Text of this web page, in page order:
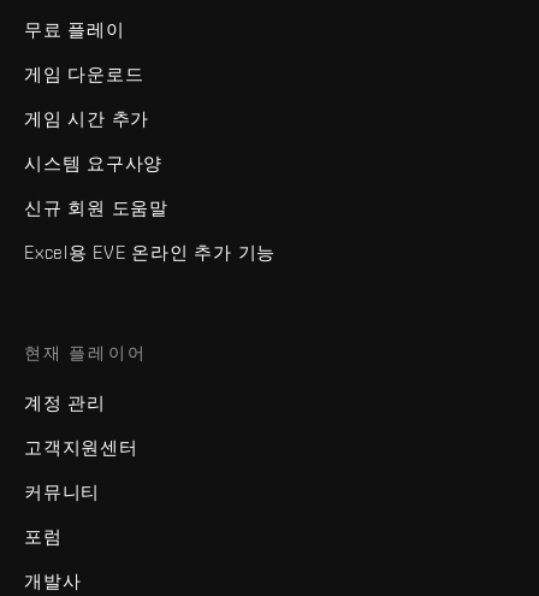
무료 플레이
게임 다운로드
게임 시간 추가
시스템 요구사양
신규 회원 도움말
Excel용 EVE 온라인 추가 기능
현재 플레이어
계정 관리
고객지원센터
커뮤니티
포럼
개발사